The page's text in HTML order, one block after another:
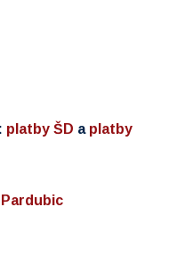
platby ŠD a platby